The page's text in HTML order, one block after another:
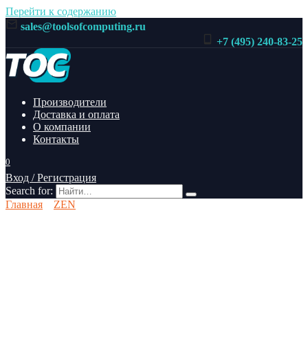
Перейти к содержанию
sales@toolsofcomputing.ru
+7 (495) 240-83-25
Производители
Доставка и оплата
О компании
Контакты
0
Вход / Регистрация
Search for:
Главная
ZEN